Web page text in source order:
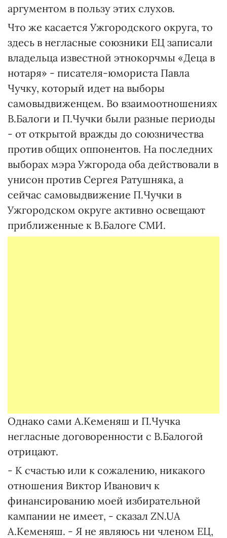
аргументом в пользу этих слухов.
Что же касается Ужгородского округа, то
здесь в негласные союзники ЕЦ записали
владельца известной этнокорчмы «Деца в
нотаря» - писателя-юмориста Павла
Чучку, который идет на выборы
самовыдвиженцем. Во взаимоотношениях
В.Балоги и П.Чучки были разные периоды
- от открытой вражды до союзничества
против общих оппонентов. На последних
выборах мэра Ужгорода оба действовали в
унисон против Сергея Ратушняка, а
сейчас самовыдвижение П.Чучки в
Ужгородском округе активно освещают
приближенные к В.Балоге СМИ.
Однако сами А.Кеменяш и П.Чучка
негласные договоренности с В.Балогой
отрицают.
- К счастью или к сожалению, никакого
отношения Виктор Иванович к
финансированию моей избирательной
кампании не имеет, - сказал ZN.UA
А.Кеменяш. - Я не являюсь ни членом ЕЦ,